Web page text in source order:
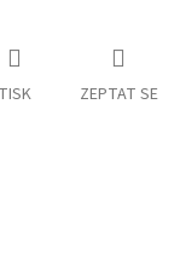
TISK ZEPTAT SE